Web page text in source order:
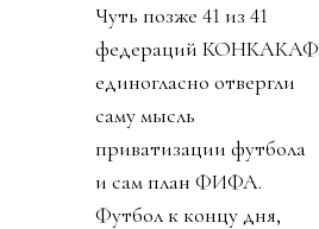
Чуть позже 41 из 41
федераций КОНКАКАФ
единогласно отвергли
саму мысль
приватизации футбола
и сам план ФИФА.
Футбол к концу дня,